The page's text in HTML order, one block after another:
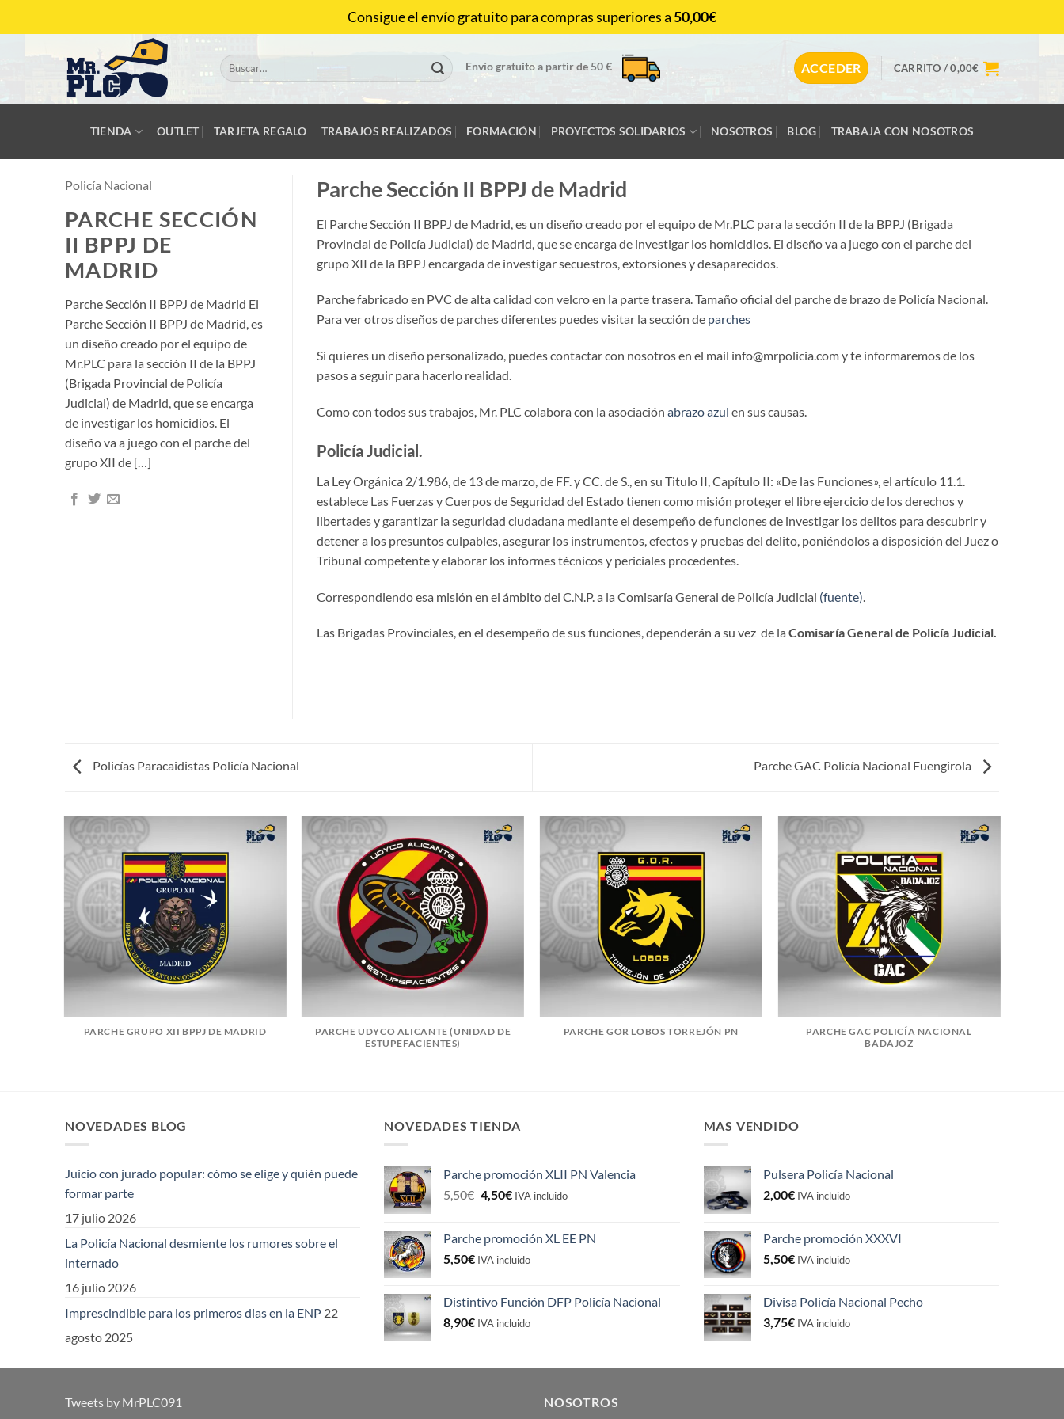
Buscar
por:
Envío gratuito a partir de 50 € ACCEDER CARRITO /0,00€
TIENDA OUTLET TARJETA REGALO TRABAJOS REALIZADOS FORMACIÓN PROYECTOS SOLIDARIOS NOSOTROS BLOG TRABAJA CON NOSOTROS
Policía Nacional
PARCHE SECCIÓN
II BPPJ DE
MADRID
Parche Sección II BPPJ de Madrid El
Parche Sección II BPPJ de Madrid, es
un diseño creado por el equipo de
Mr.PLC para la sección II de la BPPJ
(Brigada Provincial de Policía
Judicial) de Madrid, que se encarga
de investigar los homicidios. El
diseño va a juego con el parche del
grupo XII de […]
Parche Sección II BPPJ de Madrid
El Parche Sección II BPPJ de Madrid, es un diseño creado por el equipo de Mr.PLC para la sección II de la BPPJ (Brigada
Provincial de Policía Judicial) de Madrid, que se encarga de investigar los homicidios. El diseño va a juego con el parche del
grupo XII de la BPPJ encargada de investigar secuestros, extorsiones y desaparecidos.
Parche fabricado en PVC de alta calidad con velcro en la parte trasera. Tamaño oficial del parche de brazo de Policía Nacional.
Para ver otros diseños de parches diferentes puedes visitar la sección de parches
Si quieres un diseño personalizado, puedes contactar con nosotros en el mail info@mrpolicia.com y te informaremos de los
pasos a seguir para hacerlo realidad.
Como con todos sus trabajos, Mr. PLC colabora con la asociación abrazo azul en sus causas.
Policía Judicial.
La Ley Orgánica 2/1.986, de 13 de marzo, de FF. y CC. de S., en su Titulo II, Capítulo II: «De las Funciones», el artículo 11.1.
establece Las Fuerzas y Cuerpos de Seguridad del Estado tienen como misión proteger el libre ejercicio de los derechos y
libertades y garantizar la seguridad ciudadana mediante el desempeño de funciones de investigar los delitos para descubrir y
detener a los presuntos culpables, asegurar los instrumentos, efectos y pruebas del delito, poniéndolos a disposición del Juez o
Tribunal competente y elaborar los informes técnicos y periciales procedentes.
Correspondiendo esa misión en el ámbito del C.N.P. a la Comisaría General de Policía Judicial (fuente)
Las Brigadas Provinciales, en el desempeño de sus funciones, dependerán a su vez de la Comisaría General de Policía Judicial.
Policías Paracaidistas Policía Nacional Parche GAC Policía Nacional Fuengirola
PARCHE GRUPO XII BPPJ DE MADRID
PARCHE UDYCO ALICANTE (UNIDAD DE
ESTUPEFACIENTES)
PARCHE GOR LOBOS TORREJÓN PN
PARCHE GAC POLICÍA NACIONAL
BADAJOZ
NOVEDADES BLOG
Juicio con jurado popular: cómo se elige y quién puede
formar parte
17 julio 2026
La Policía Nacional desmiente los rumores sobre el
internado
16 julio 2026
Imprescindible para los primeros dias en la ENP 22
agosto 2025
NOVEDADES TIENDA
Parche promoción XLII PN Valencia
5,50€ El
era:
5,50€.
4,50€El
es:
4,50€.
IVA incluido
Parche promoción XL EE PN
5,50€ IVA incluido
Distintivo Función DFP Policía Nacional
8,90€ IVA incluido
MAS VENDIDO
Pulsera Policía Nacional
2,00€ IVA incluido
Parche promoción XXXVI
5,50€ IVA incluido
Divisa Policía Nacional Pecho
3,75€ IVA incluido
Tweets by MrPLC091 NOSOTROS
Consigue el envío gratuito para compras superiores a50,00€